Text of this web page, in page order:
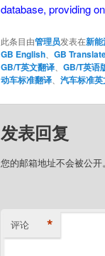
database, providing
此条目由管理员发表在新
GB English、 GB
GB/T英文翻译、 GB/T英语
动车标准翻译、 汽车标准
发表回复
您的邮箱地址不会被公开。
评论 *